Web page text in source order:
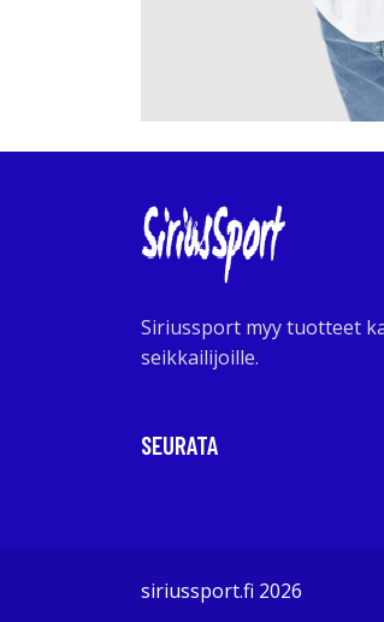
Siriussport myy tuotteet
seikkailijoille.
SEURATA
siriussport.fi 2026